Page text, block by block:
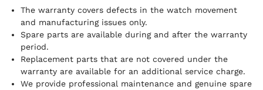
The warranty covers defects in the watch movement
and manufacturing issues only.
Spare parts are available during and after the warranty
period.
Replacement parts that are not covered under the
warranty are available for an additional service charge.
We provide professional maintenance and genuine spare